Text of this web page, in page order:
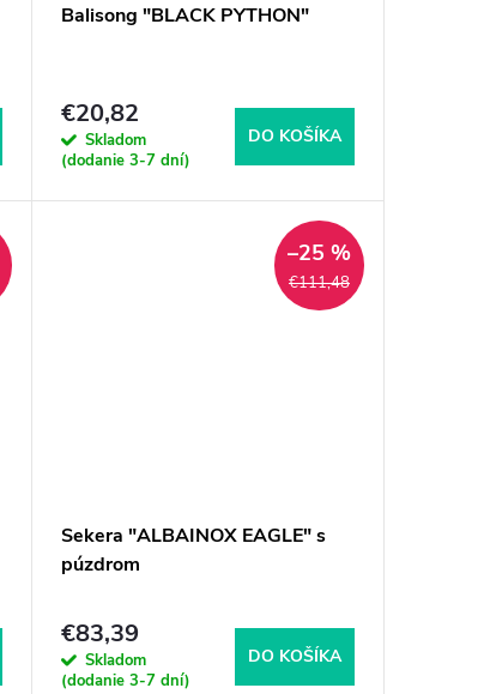
Balisong "BLACK PYTHON"
€20,82
Skladom
(dodanie 3-7 dní)
DO KOŠÍKA
€111,48
–25 %
Sekera "ALBAINOX EAGLE" s
púzdrom
€83,39
Skladom
(dodanie 3-7 dní)
DO KOŠÍKA